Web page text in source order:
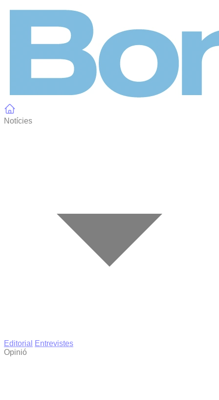
Notícies
Editorial
Entrevistes
Opinió